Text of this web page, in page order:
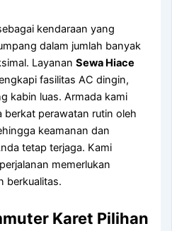
kendaraan yang
dalam jumlah banyak
LayananSewa Hiace
fasilitas AC dingin,
kabin luas. Armada kami
berkat perawatan rutin oleh
keamanan dan
tetap terjaga. Kami
memerlukan
berkualitas.
Karet Pilihan